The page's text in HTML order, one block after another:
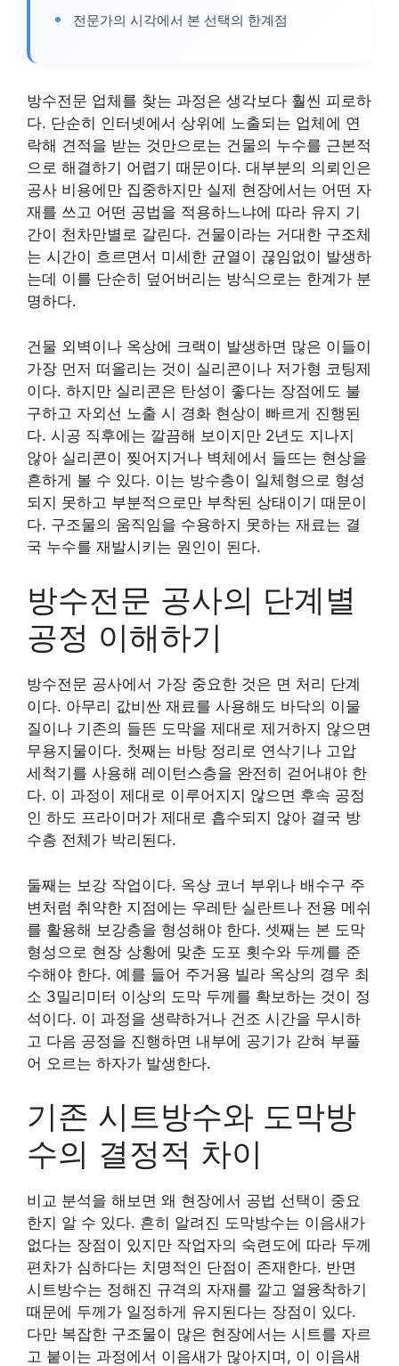
전문가의 시각에서 본 선택의 한계점
방수전문 업체를 찾는 과정은 생각보다 훨씬 피로하
다. 단순히 인터넷에서 상위에 노출되는 업체에 연
락해 견적을 받는 것만으로는 건물의 누수를 근본적
으로 해결하기 어렵기 때문이다. 대부분의 의뢰인은
공사 비용에만 집중하지만 실제 현장에서는 어떤 자
재를 쓰고 어떤 공법을 적용하느냐에 따라 유지 기
간이 천차만별로 갈린다. 건물이라는 거대한 구조체
는 시간이 흐르면서 미세한 균열이 끊임없이 발생하
는데 이를 단순히 덮어버리는 방식으로는 한계가 분
명하다.
건물 외벽이나 옥상에 크랙이 발생하면 많은 이들이
가장 먼저 떠올리는 것이 실리콘이나 저가형 코팅제
이다. 하지만 실리콘은 탄성이 좋다는 장점에도 불
구하고 자외선 노출 시 경화 현상이 빠르게 진행된
다. 시공 직후에는 깔끔해 보이지만 2년도 지나지
않아 실리콘이 찢어지거나 벽체에서 들뜨는 현상을
흔하게 볼 수 있다. 이는 방수층이 일체형으로 형성
되지 못하고 부분적으로만 부착된 상태이기 때문이
다. 구조물의 움직임을 수용하지 못하는 재료는 결
국 누수를 재발시키는 원인이 된다.
방수전문 공사의 단계별
공정 이해하기
방수전문 공사에서 가장 중요한 것은 면 처리 단계
이다. 아무리 값비싼 재료를 사용해도 바닥의 이물
질이나 기존의 들뜬 도막을 제대로 제거하지 않으면
무용지물이다. 첫째는 바탕 정리로 연삭기나 고압
세척기를 사용해 레이턴스층을 완전히 걷어내야 한
다. 이 과정이 제대로 이루어지지 않으면 후속 공정
인 하도 프라이머가 제대로 흡수되지 않아 결국 방
수층 전체가 박리된다.
둘째는 보강 작업이다. 옥상 코너 부위나 배수구 주
변처럼 취약한 지점에는 우레탄 실란트나 전용 메쉬
를 활용해 보강층을 형성해야 한다. 셋째는 본 도막
형성으로 현장 상황에 맞춘 도포 횟수와 두께를 준
수해야 한다. 예를 들어 주거용 빌라 옥상의 경우 최
소 3밀리미터 이상의 도막 두께를 확보하는 것이 정
석이다. 이 과정을 생략하거나 건조 시간을 무시하
고 다음 공정을 진행하면 내부에 공기가 갇혀 부풀
어 오르는 하자가 발생한다.
기존 시트방수와 도막방
수의 결정적 차이
비교 분석을 해보면 왜 현장에서 공법 선택이 중요
한지 알 수 있다. 흔히 알려진 도막방수는 이음새가
없다는 장점이 있지만 작업자의 숙련도에 따라 두께
편차가 심하다는 치명적인 단점이 존재한다. 반면
시트방수는 정해진 규격의 자재를 깔고 열융착하기
때문에 두께가 일정하게 유지된다는 장점이 있다.
다만 복잡한 구조물이 많은 현장에서는 시트를 자르
고 붙이는 과정에서 이음새가 많아지며, 이 이음새